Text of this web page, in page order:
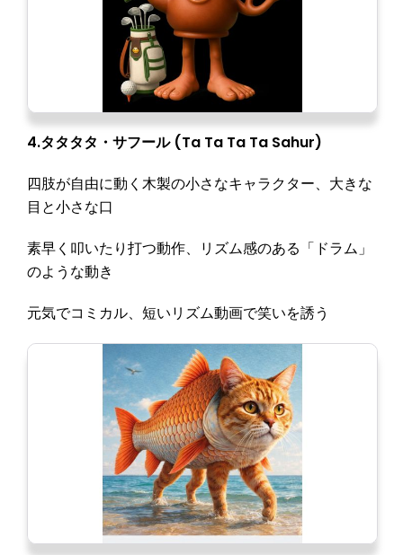
4.タタタタ・サフール (Ta Ta Ta Ta Sahur)
四肢が自由に動く木製の小さなキャラクター、大きな
目と小さな口
素早く叩いたり打つ動作、リズム感のある「ドラム」
のような動き
元気でコミカル、短いリズム動画で笑いを誘う